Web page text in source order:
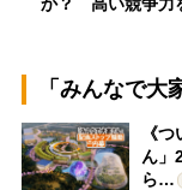
「みんなで
《
ん」
ら…